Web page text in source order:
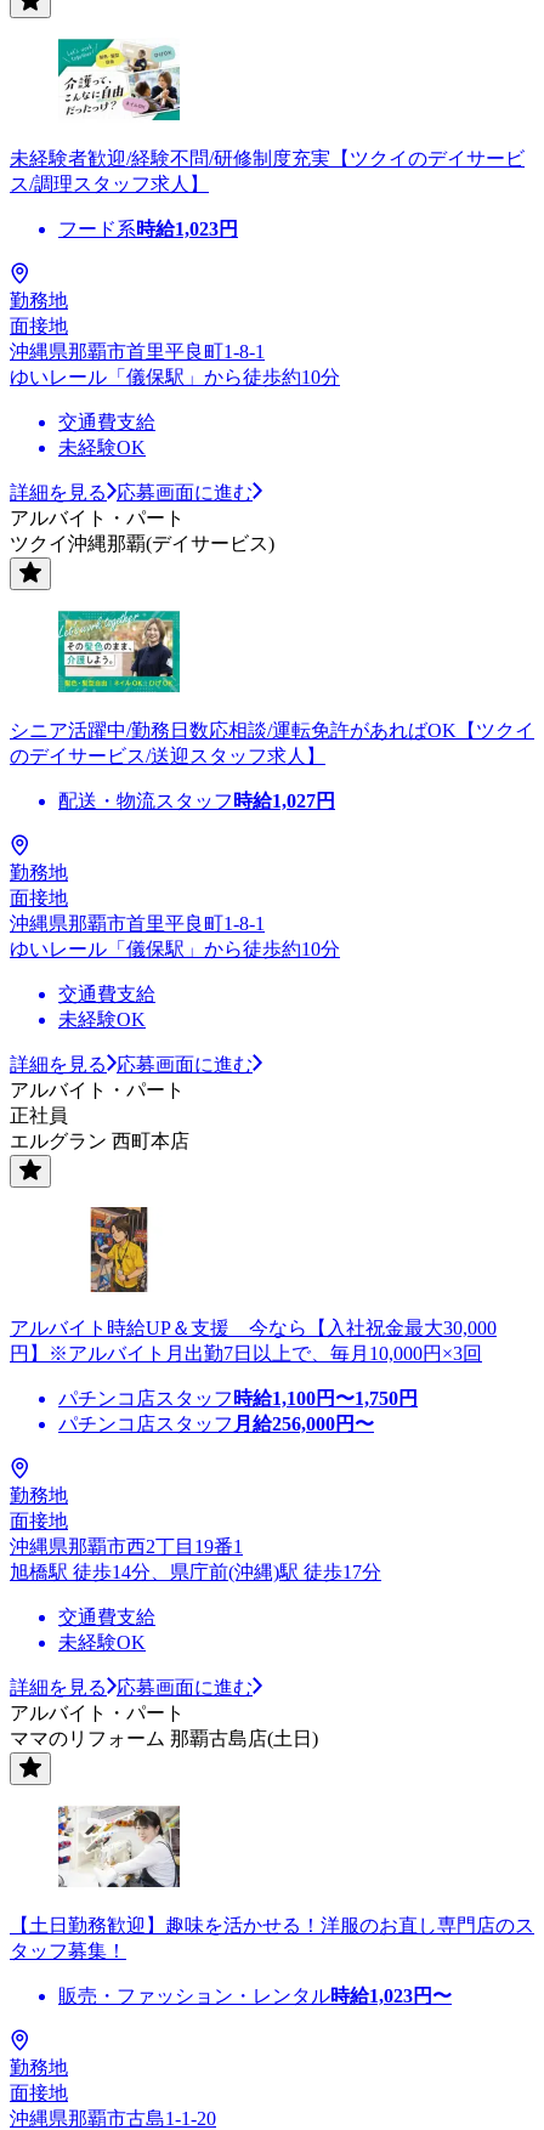
未経験者歓迎/経験不問/研修制度充実【ツクイのデイサービ
ス/調理スタッフ求人】
フード系時給1,023円
勤務地
面接地
沖縄県那覇市首里平良町1-8-1
ゆいレール「儀保駅」から徒歩約10分
交通費支給
未経験OK
詳細を見る
応募画面に進む
アルバイト・パート
ツクイ沖縄那覇(デイサービス)
シニア活躍中/勤務日数応相談/運転免許があればOK【ツクイ
のデイサービス/送迎スタッフ求人】
配送・物流スタッフ 時給1,027円
勤務地
面接地
沖縄県那覇市首里平良町1-8-1
ゆいレール「儀保駅」から徒歩約10分
交通費支給
未経験OK
詳細を見る
応募画面に進む
アルバイト・パート
正社員
エルグラン 西町本店
アルバイト時給UP＆支援 今なら【入社祝金最大30,000
円】※アルバイト月出勤7日以上で、毎月10,000円×3回
パチンコ店スタッフ 時給1,100円〜1,750円
パチンコ店スタッフ 月給256,000円〜
勤務地
面接地
沖縄県那覇市西2丁目19番1
旭橋駅 徒歩14分、県庁前(沖縄)駅 徒歩17分
交通費支給
未経験OK
詳細を見る
応募画面に進む
アルバイト・パート
ママのリフォーム 那覇古島店(土日)
【土日勤務歓迎】趣味を活かせる！洋服のお直し専門店のス
タッフ募集！
販売・ファッション・レンタル時給1,023円〜
勤務地
面接地
沖縄県那覇市古島1-1-20